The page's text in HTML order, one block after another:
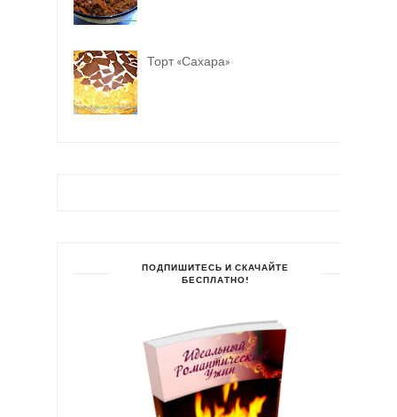
Торт «Сахара»
ПОДПИШИТЕСЬ И СКАЧАЙТЕ
БЕСПЛАТНО!